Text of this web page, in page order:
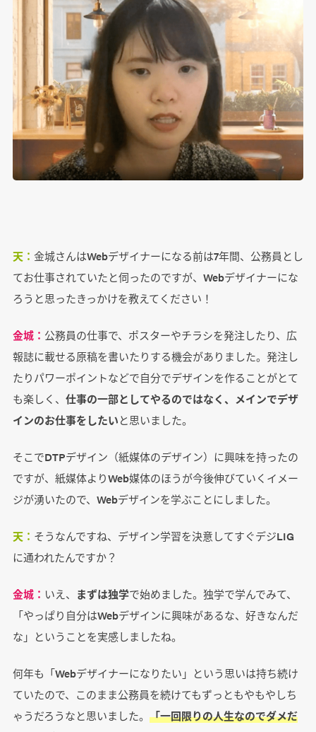
天： 金城さんはWebデザイナーになる前は7年間、公務員とし
てお仕事されていたと伺ったのですが、Webデザイナーにな
ろうと思ったきっかけを教えてください！
金城： 公務員の仕事で、ポスターやチラシを発注したり、広
報誌に載せる原稿を書いたりする機会がありました。発注し
たりパワーポイントなどで自分でデザインを作ることがとて
も楽しく、 仕事の一部としてやるのではなく、メインでデザ
インのお仕事をしたいと思いました。
そこでDTPデザイン（紙媒体のデザイン）に興味を持ったの
ですが、紙媒体よりWeb媒体のほうが今後伸びていくイメー
ジが湧いたので、Webデザインを学ぶことにしました。
天： そうなんですね、デザイン学習を決意してすぐデジLIG
に通われたんですか？
金城： いえ、 まずは独学で始めました。独学で学んでみて、
「やっぱり自分はWebデザインに興味があるな、好きなんだ
な」ということを実感しましたね。
何年も「Webデザイナーになりたい」という思いは持ち続け
ていたので、このまま公務員を続けてもずっともやもやしち
ゃうだろうなと思いました。 「一回限りの人生なのでダメだ